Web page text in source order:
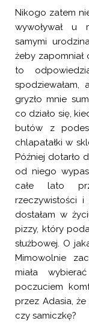
Nikogo zatem
wywoływał u
samymi
żeby
to
gryzło mnie
co działo się,
butów z
chlapatałki w
Później dotarło
od niego
całe lato
rzeczywistości
dostałam w
pizzy, który
służbowej. O
Mimowolnie
miała
poczuciem
przez Adasia,
czy samiczkę?